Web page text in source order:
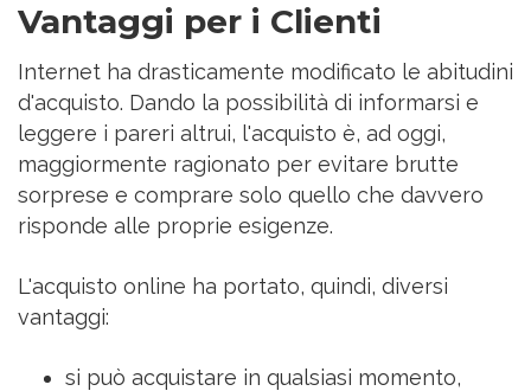
Vantaggi per i Clienti
Internet ha drasticamente modificato le abitudini
d'acquisto. Dando la possibilità di informarsi e
leggere i pareri altrui, l'acquisto è, ad oggi,
maggiormente ragionato per evitare brutte
sorprese e comprare solo quello che davvero
risponde alle proprie esigenze.
L'acquisto online ha portato, quindi, diversi
vantaggi:
si può acquistare in qualsiasi momento,